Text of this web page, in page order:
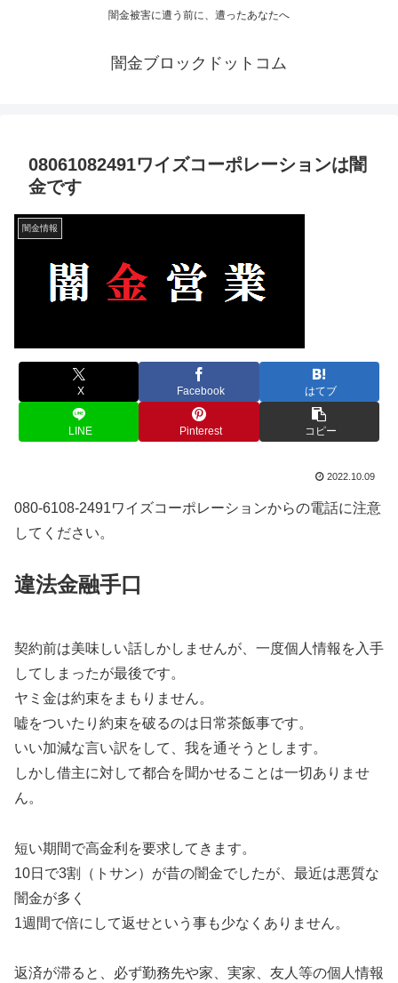
闇金被害に遭う前に、遭ったあなたへ
闇金ブロックドットコム
08061082491ワイズコーポレーションは闇
金です
闇金情報
X Facebook はてブ
LINE Pinterest コピー
2022.10.09
080-6108-2491ワイズコーポレーションからの電話に注意
してください。
違法金融手口
契約前は美味しい話しかしませんが、一度個人情報を入手
してしまったが最後です。
ヤミ金は約束をまもりません。
嘘をついたり約束を破るのは日常茶飯事です。
いい加減な言い訳をして、我を通そうとします。
しかし借主に対して都合を聞かせることは一切ありませ
ん。
短い期間で高金利を要求してきます。
10日で3割（トサン）が昔の闇金でしたが、最近は悪質な
闇金が多く
1週間で倍にして返せという事も少なくありません。
返済が滞ると、必ず勤務先や家、実家、友人等の個人情報